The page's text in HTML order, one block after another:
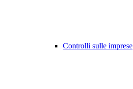
Controlli sulle imprese